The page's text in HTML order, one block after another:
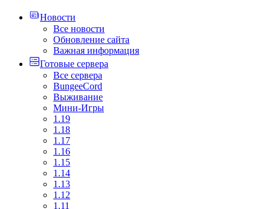
Новости
Все новости
Обновление сайта
Важная информация
Готовые сервера
Все сервера
BungeeCord
Выживание
Мини-Игры
1.19
1.18
1.17
1.16
1.15
1.14
1.13
1.12
1.11